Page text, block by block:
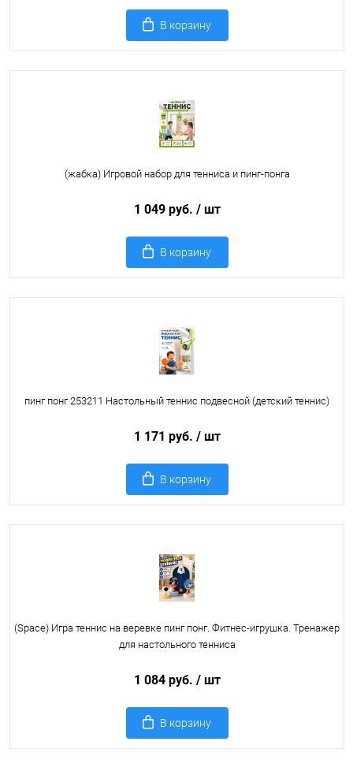
В корзину
(жабка) Игровой набор для тенниса и пинг-понга
1 049 руб. / шт
В корзину
пинг понг 253211 Настольный теннис подвесной (детский теннис)
1 171 руб. / шт
В корзину
(Space) Игра теннис на веревке пинг понг. Фитнес-игрушка. Тренажер
для настольного тенниса
1 084 руб. / шт
В корзину